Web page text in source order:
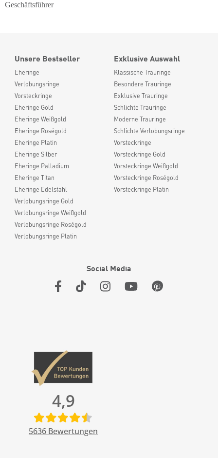
Geschäftsführer
Unsere Bestseller
Eheringe
Verlobungsringe
Vorsteckringe
Eheringe Gold
Eheringe Weißgold
Eheringe Roségold
Eheringe Platin
Eheringe Silber
Eheringe Palladium
Eheringe Titan
Eheringe Edelstahl
Verlobungsringe Gold
Verlobungsringe Weißgold
Verlobungsringe Roségold
Verlobungsringe Platin
Exklusive Auswahl
Klassische Trauringe
Besondere Trauringe
Exklusive Trauringe
Schlichte Trauringe
Moderne Trauringe
Schlichte Verlobungsringe
Vorsteckringe
Vorsteckringe Gold
Vorsteckringe Weißgold
Vorsteckringe Roségold
Vorsteckringe Platin
Social Media
4,9
5636 Bewertungen